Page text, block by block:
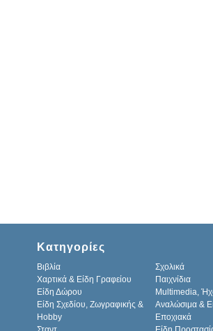
Κατηγορίες
Βιβλία
Σχολικά
Χαρτικά & Είδη Γραφείου
Παιχνίδια
Είδη Δώρου
Multimedia,
Είδη Σχεδίου, Ζωγραφικής &
Hobby
Αναλώσιμα &
Εποχιακά